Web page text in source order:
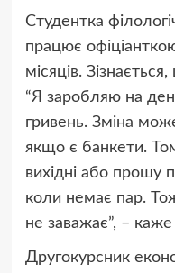
Студентка
працює
місяців.
“Я заробляю на
гривень. Зміна
якщо є банкети.
вихідні або прошу
коли немає пар.
не заважає”, –
Другокурсник